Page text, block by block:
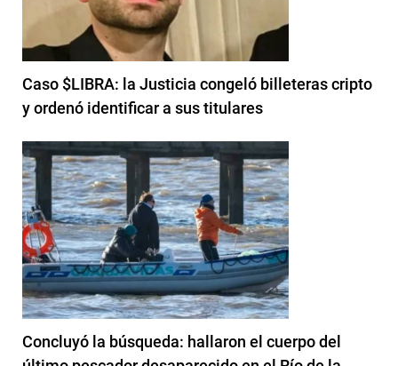
Caso $LIBRA: la Justicia congeló billeteras cripto
y ordenó identificar a sus titulares
Concluyó la búsqueda: hallaron el cuerpo del